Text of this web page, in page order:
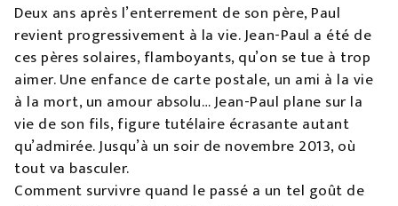
Deux ans après l’enterrement de son père, Paul
revient progressivement à la vie. Jean-Paul a été de
ces pères solaires, flamboyants, qu’on se tue à trop
aimer. Une enfance de carte postale, un ami à la vie
à la mort, un amour absolu… Jean-Paul plane sur la
vie de son fils, figure tutélaire écrasante autant
qu’admirée. Jusqu’à un soir de novembre 2013, où
tout va basculer.
Comment survivre quand le passé a un tel goût de